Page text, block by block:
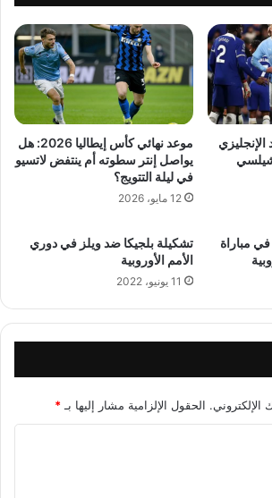
موعد نهائي كأس إيطاليا 2026: هل
يواصل إنتر سطوته أم ينتفض لاتسيو
في ليلة التتويج؟
12 مايو، 2026
في مباراة
تشكيلة بلجيكا ضد ويلز في دوري
الأمم الأوروبية
11 يونيو، 2022
الحقول الإلزامية مشار إليها بـ *